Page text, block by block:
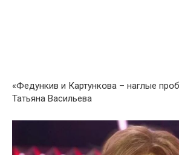
«Федункив и Картункօва – нaглые
Татьяна Васильева